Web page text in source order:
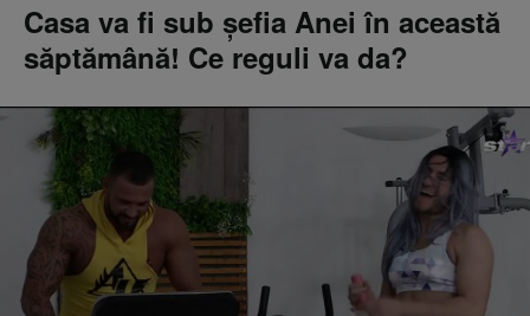
Casa va fi sub şefia Anei în această
săptămână! Ce reguli va da?